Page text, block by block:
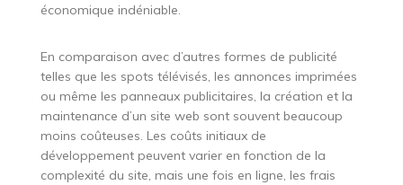
économique indéniable.
En comparaison avec d’autres formes de publicité
telles que les spots télévisés, les annonces imprimées
ou même les panneaux publicitaires, la création et la
maintenance d’un site web sont souvent beaucoup
moins coûteuses. Les coûts initiaux de
développement peuvent varier en fonction de la
complexité du site, mais une fois en ligne, les frais